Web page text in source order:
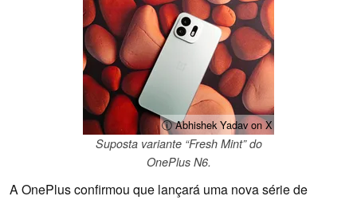
ⓘ Abhishek Yadav on X
Suposta variante “Fresh Mint” do
OnePlus N6.
A OnePlus confirmou que lançará uma nova série de